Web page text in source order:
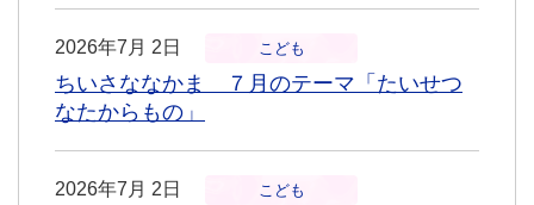
2026年7月 2日 こども
ちいさななかま ７月のテーマ「たいせつ
なたからもの」
2026年7月 2日 こども